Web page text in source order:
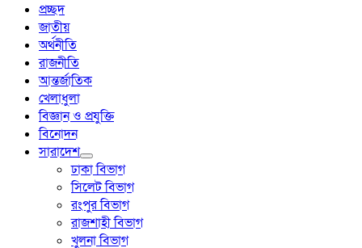
প্রচ্ছদ
জাতীয়
অর্থনীতি
রাজনীতি
আন্তর্জাতিক
খেলাধুলা
বিজ্ঞান ও প্রযুক্তি
বিনোদন
সারাদেশ
ঢাকা বিভাগ
সিলেট বিভাগ
রংপুর বিভাগ
রাজশাহী বিভাগ
খুলনা বিভাগ